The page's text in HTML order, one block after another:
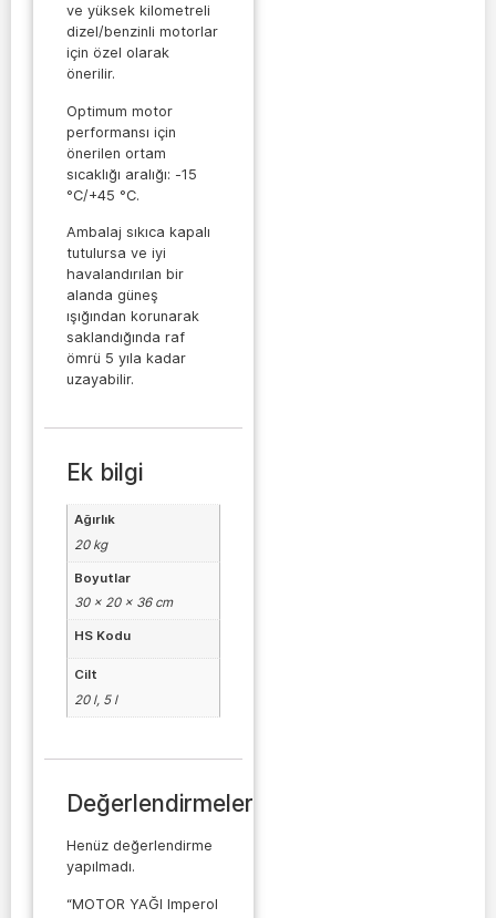
ve yüksek kilometreli
dizel/benzinli motorlar
için özel olarak
önerilir.
Optimum motor
performansı için
önerilen ortam
sıcaklığı aralığı: -15
°C/+45 °C.
Ambalaj sıkıca kapalı
tutulursa ve iyi
havalandırılan bir
alanda güneş
ışığından korunarak
saklandığında raf
ömrü 5 yıla kadar
uzayabilir.
Ek bilgi
Ağırlık
20 kg
Boyutlar
30 × 20 × 36 cm
HS Kodu
Cilt
20 l, 5 l
Değerlendirmeler
Henüz değerlendirme
yapılmadı.
“MOTOR YAĞI Imperol